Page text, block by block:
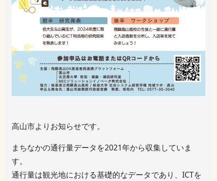
高山市よりお知らせです。
まちなかの通行量データを2021年から収集していま
す。
通行量は観光地における基礎的なデータであり、ICTを